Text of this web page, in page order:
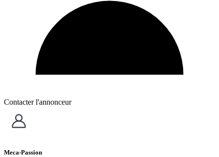
Contacter l'annonceur
Meca-Passion